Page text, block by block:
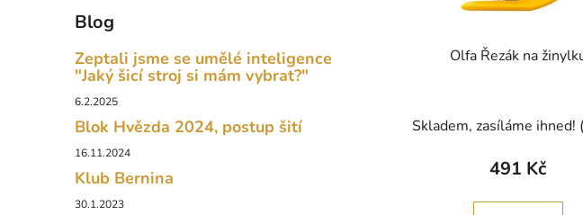
Blog
Zeptali jsme se umělé inteligence
"Jaký šicí stroj si mám vybrat?"
6.2.2025
Blok Hvězda 2024, postup šití
16.11.2024
Klub Bernina
30.1.2023
Olfa Řezák na
Skladem, zasíláme ihned!
491 Kč